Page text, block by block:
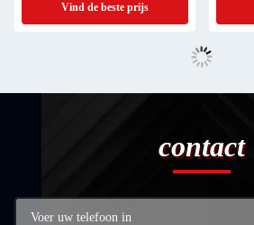
Vind de beste prijs
contact